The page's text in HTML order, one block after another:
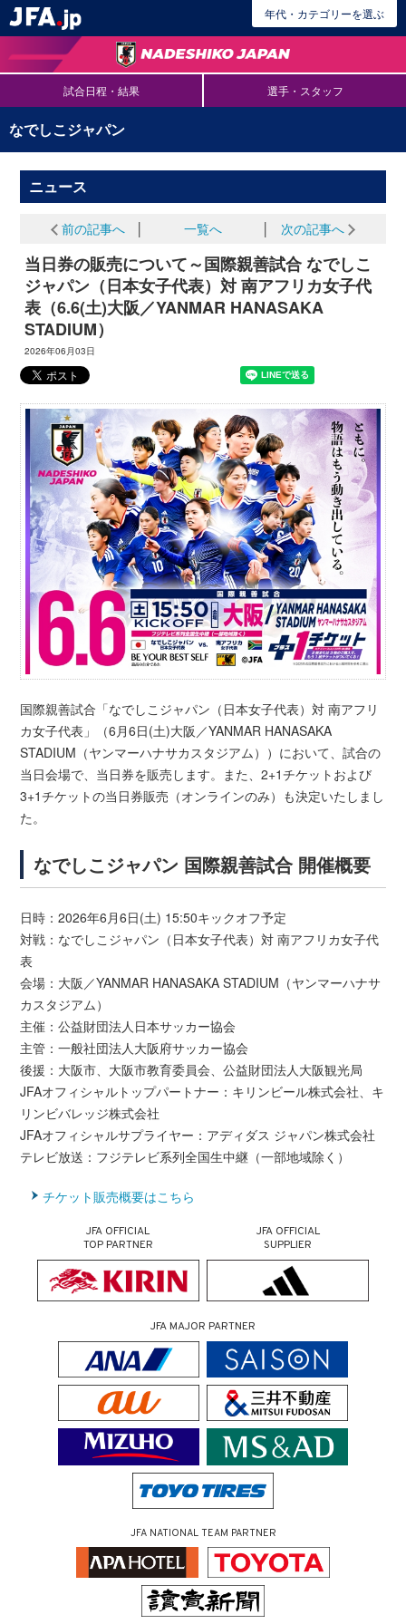
年代・カテゴリーを選ぶ
試合日程・結果 選手・スタッフ
なでしこジャパン
ニュース
前の記事へ 一覧へ 次の記事へ
当日券の販売について～国際親善試合 なでしこ
ジャパン（日本女子代表）対 南アフリカ女子代
表（6.6(土)大阪／YANMAR HANASAKA
STADIUM）
2026年06月03日
国際親善試合「なでしこジャパン（日本女子代表）対 南アフリ
カ女子代表」（6月6日(土)大阪／YANMAR HANASAKA
STADIUM（ヤンマーハナサカスタジアム））において、試合の
当日会場で、当日券を販売します。また、2+1チケットおよび
3+1チケットの当日券販売（オンラインのみ）も決定いたしまし
た。
なでしこジャパン 国際親善試合 開催概要
日時：2026年6月6日(土) 15:50キックオフ予定
対戦：なでしこジャパン（日本女子代表）対 南アフリカ女子代
表
会場：大阪／YANMAR HANASAKA STADIUM（ヤンマーハナサ
カスタジアム）
主催：公益財団法人日本サッカー協会
主管：一般社団法人大阪府サッカー協会
後援：大阪市、大阪市教育委員会、公益財団法人大阪観光局
JFAオフィシャルトップパートナー：キリンビール株式会社、キ
リンビバレッジ株式会社
JFAオフィシャルサプライヤー：アディダス ジャパン株式会社
テレビ放送：フジテレビ系列全国生中継（一部地域除く）
チケット販売概要はこちら
JFA OFFICIAL
TOP PARTNER
JFA OFFICIAL
SUPPLIER
JFA MAJOR PARTNER
JFA NATIONAL TEAM PARTNER